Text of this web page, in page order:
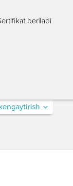
beriladi